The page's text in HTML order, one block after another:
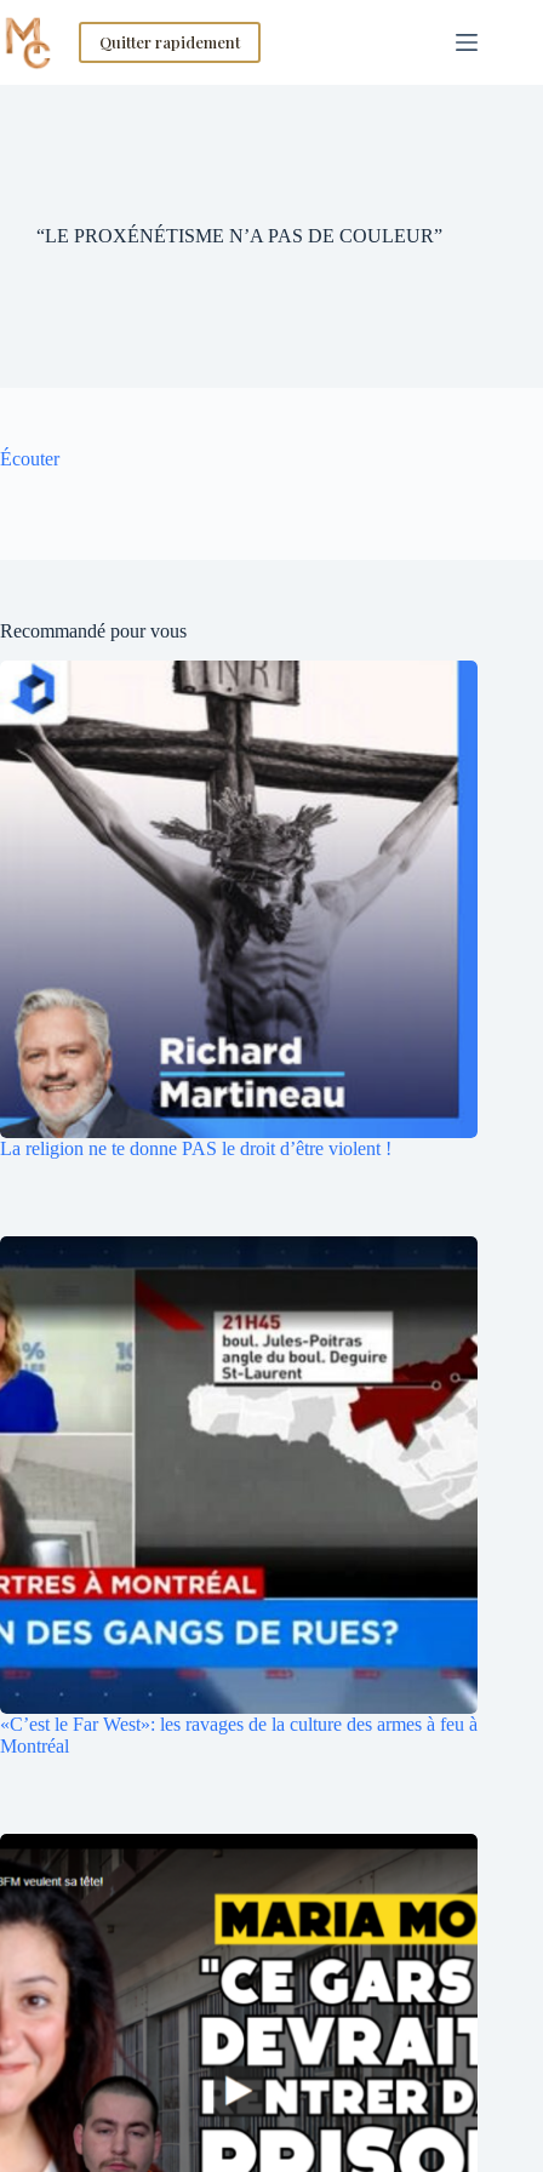
to
content
Quitter rapidement
“LE PROXÉNÉTISME N’A PAS DE COULEUR”
Écouter
Recommandé pour vous
La religion ne te donne PAS le droit d’être violent !
«C’est le Far West»: les ravages de la culture des armes à feu à
Montréal